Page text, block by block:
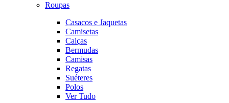
Roupas
Casacos e Jaquetas
Camisetas
Calças
Bermudas
Camisas
Regatas
Suéteres
Polos
Ver Tudo